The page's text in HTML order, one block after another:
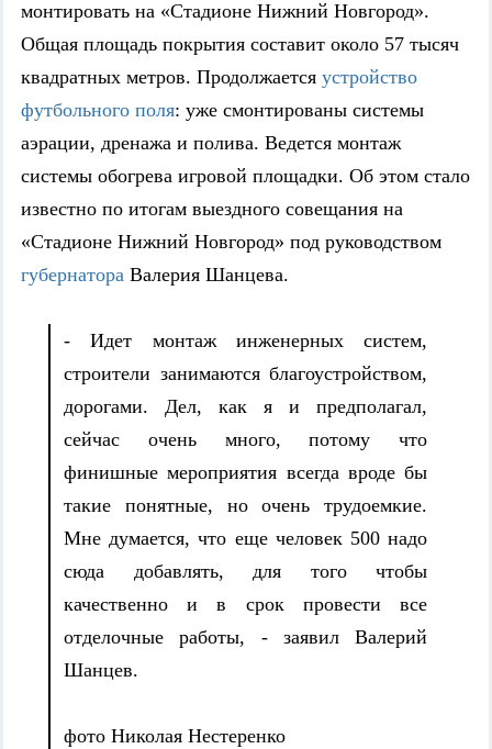
монтировать на «Стадионе Нижний Новгород».
Общая площадь покрытия составит около 57 тысяч
квадратных метров. Продолжается устройство
футбольного поля: уже смонтированы системы
аэрации, дренажа и полива. Ведется монтаж
системы обогрева игровой площадки. Об этом стало
известно по итогам выездного совещания на
«Стадионе Нижний Новгород» под руководством
губернатора Валерия Шанцева.
- Идет монтаж инженерных систем,
строители занимаются благоустройством,
дорогами. Дел, как я и предполагал,
сейчас очень много, потому что
финишные мероприятия всегда вроде бы
такие понятные, но очень трудоемкие.
Мне думается, что еще человек 500 надо
сюда добавлять, для того чтобы
качественно и в срок провести все
отделочные работы, - заявил Валерий
Шанцев.
фото Николая Нестеренко